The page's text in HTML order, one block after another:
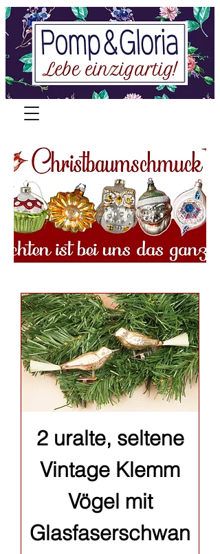
2 uralte, seltene
Vintage Klemm
Vögel mit
Glasfaserschwan